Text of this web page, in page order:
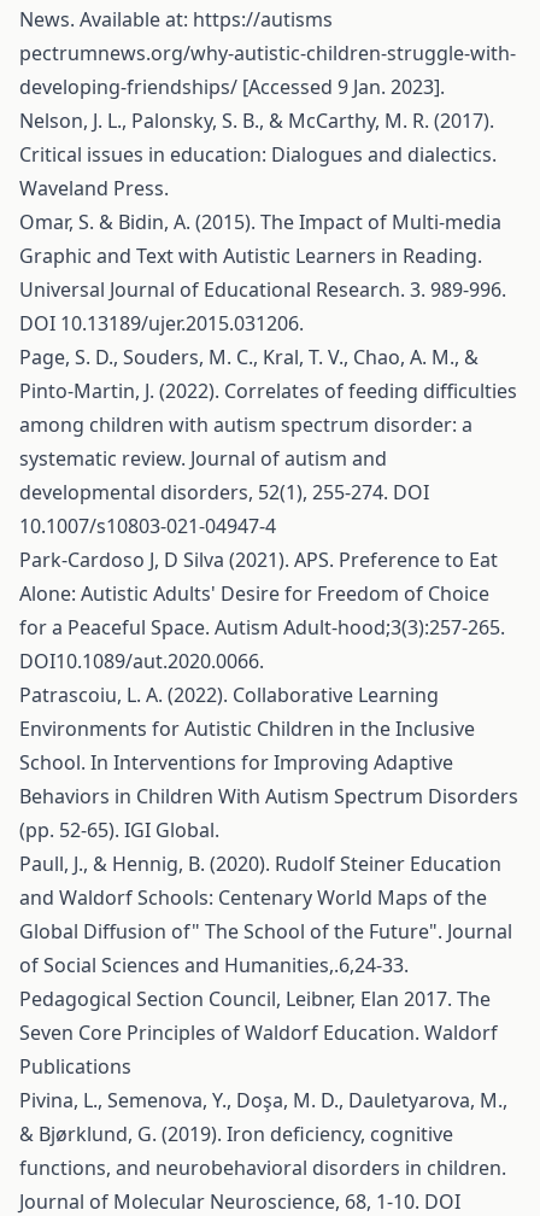
News. Available at: https://autisms
pectrumnews.org/why-autistic-children-struggle-with-
developing-friendships/ [Accessed 9 Jan. 2023].
Nelson, J. L., Palonsky, S. B., & McCarthy, M. R. (2017).
Critical issues in education: Dialogues and dialectics.
Waveland Press.
Omar, S. & Bidin, A. (2015). The Impact of Multi-media
Graphic and Text with Autistic Learners in Reading.
Universal Journal of Educational Research. 3. 989-996.
DOI 10.13189/ujer.2015.031206.
Page, S. D., Souders, M. C., Kral, T. V., Chao, A. M., &
Pinto-Martin, J. (2022). Correlates of feeding difficulties
among children with autism spectrum disorder: a
systematic review. Journal of autism and
developmental disorders, 52(1), 255-274. DOI
10.1007/s10803-021-04947-4
Park-Cardoso J, D Silva (2021). APS. Preference to Eat
Alone: Autistic Adults' Desire for Freedom of Choice
for a Peaceful Space. Autism Adult-hood;3(3):257-265.
DOI10.1089/aut.2020.0066.
Patrascoiu, L. A. (2022). Collaborative Learning
Environments for Autistic Children in the Inclusive
School. In Interventions for Improving Adaptive
Behaviors in Children With Autism Spectrum Disorders
(pp. 52-65). IGI Global.
Paull, J., & Hennig, B. (2020). Rudolf Steiner Education
and Waldorf Schools: Centenary World Maps of the
Global Diffusion of" The School of the Future". Journal
of Social Sciences and Humanities,.6,24-33.
Pedagogical Section Council, Leibner, Elan 2017. The
Seven Core Principles of Waldorf Education. Waldorf
Publications
Pivina, L., Semenova, Y., Doşa, M. D., Dauletyarova, M.,
& Bjørklund, G. (2019). Iron deficiency, cognitive
functions, and neurobehavioral disorders in children.
Journal of Molecular Neuroscience, 68, 1-10. DOI